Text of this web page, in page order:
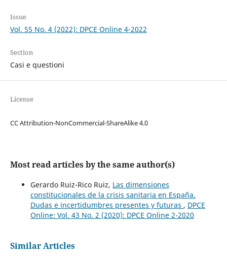
Issue
Vol. 55 No. 4 (2022): DPCE Online 4-2022
Section
Casi e questioni
License
CC Attribution-NonCommercial-ShareAlike 4.0
Most read articles by the same author(s)
Gerardo Ruiz-Rico Ruiz, Las dimensiones
constitucionales de la crisis sanitaria en España.
Dudas e incertidumbres presentes y futuras , DPCE
Online: Vol. 43 No. 2 (2020): DPCE Online 2-2020
Similar Articles